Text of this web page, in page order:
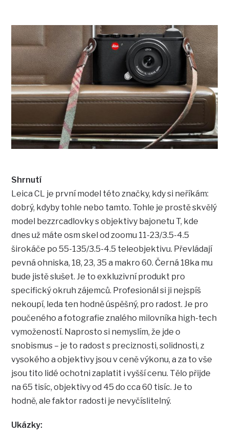
Shrnutí
Leica CL je první model této značky, kdy si neříkám:
dobrý, kdyby tohle nebo tamto. Tohle je prostě skvělý
model bezzrcadlovky s objektivy bajonetu T, kde
dnes už máte osm skel od zoomu 11-23/3.5-4.5
širokáče po 55-135/3.5-4.5 teleobjektivu. Převládají
pevná ohniska, 18, 23, 35 a makro 60. Černá 18ka mu
bude jistě slušet. Je to exkluzivní produkt pro
specifický okruh zájemců. Profesionál si ji nejspíš
nekoupí, leda ten hodně úspěšný, pro radost. Je pro
poučeného a fotografie znalého milovníka high-tech
vymožeností. Naprosto si nemyslím, že jde o
snobismus – je to radost s preciznosti, solidnosti, z
vysokého a objektivy jsou v ceně výkonu, a za to vše
jsou tito lidé ochotni zaplatit i vyšší cenu. Tělo přijde
na 65 tisíc, objektivy od 45 do cca 60 tisíc. Je to
hodně, ale faktor radosti je nevyčíslitelný.
Ukázky: